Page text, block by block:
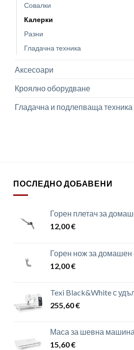
Совалки
Калерки
Разни
Гладачна техника
Аксесоари
Кроялно оборудване
Гладачна и подлепваща техника
ПОСЛЕДНО ДОБАВЕНИ
Горен плетач за
12,00€
Горен нож за домашен
12,00€
Texi Black&White с
255,60€
Маса за шевна
15,60€